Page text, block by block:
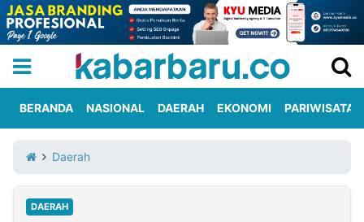
Iklan
Berita
Kami
BERANDA NASIONAL DAERAH EKONOMI PARIWISATA
Daerah
DAERAH